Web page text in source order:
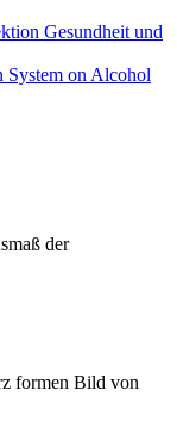
Gesundheit und
on Alcohol
der
Bild von